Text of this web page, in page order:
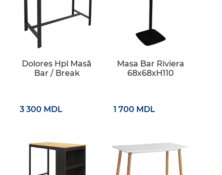
Dolores Hpl Masă
Bar / Break
3 300 MDL
Masa Bar Riviera
68x68xH110
1 700 MDL